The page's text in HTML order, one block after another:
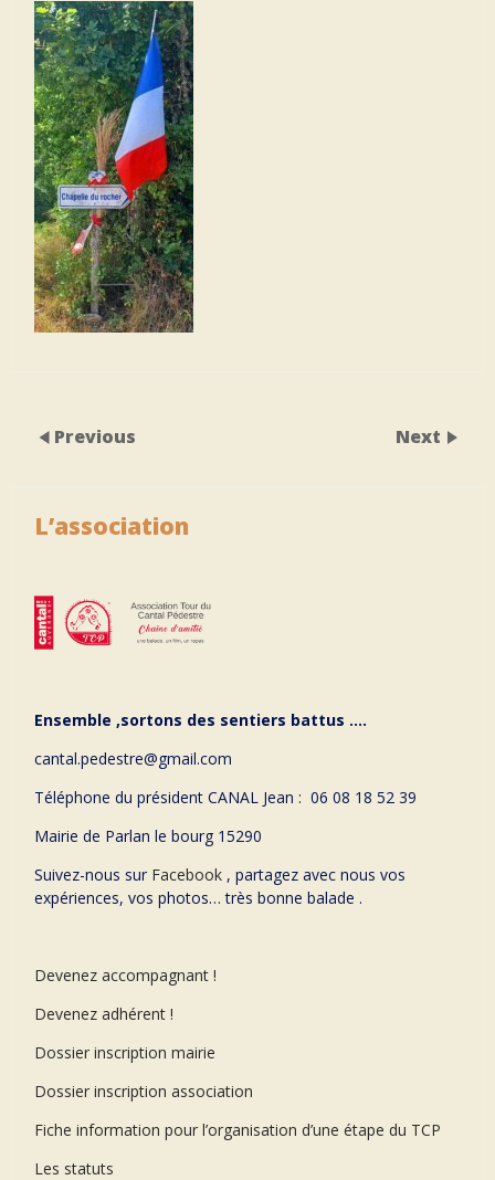
Previous Next
L’association
Ensemble ,sortons des sentiers battus ….
cantal.pedestre@gmail.com
Téléphone du président CANAL Jean : 06 08 18 52 39
Mairie de Parlan le bourg 15290
Suivez-nous sur Facebook , partagez avec nous vos
expériences, vos photos… très bonne balade .
Devenez accompagnant !
Devenez adhérent !
Dossier inscription mairie
Dossier inscription association
Fiche information pour l’organisation d’une étape du TCP
Les statuts